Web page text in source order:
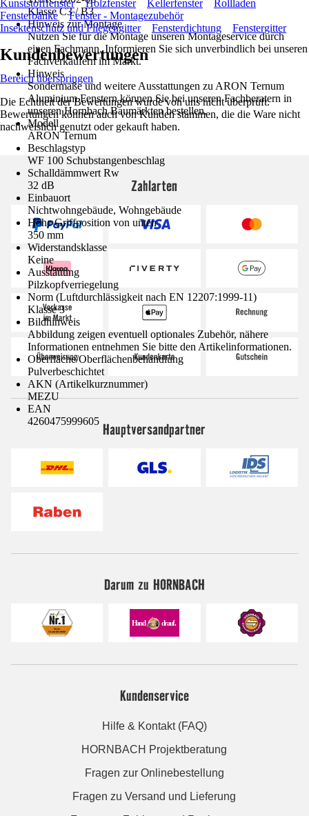
Klasse C3 / B3
Hinweis zur Montage
Nutzen Sie für die Montage unseren Montageservice durch
einen Fachmann. Informieren Sie sich unverbindlich bei unseren
Fachverkäufern im Markt.
Hinweis
Sondermaße und weitere Ausstattungen zu ARON Ternum
Aluminium Fenstern können Sie bei unseren Fachberatern in
unseren Hornbach Baumärkten bestellen.
Modell
ARON Ternum
Beschlagstyp
WF 100 Schubstangenbeschlag
Schalldämmwert Rw
32 dB
Einbauort
Nichtwohngebäude, Wohngebäude
Höhe Griffposition von unten
350 mm
Widerstandsklasse
Keine
Ausstattung
Pilzkopfverriegelung
Norm (Luftdurchlässigkeit nach EN 12207:1999-11)
Klasse 3
Bildhinweis
Abbildung zeigen eventuell optionales Zubehör, nähere
Informationen entnehmen Sie bitte den Artikelinformationen.
Oberfläche/Oberflächenbehandlung
Pulverbeschichtet
AKN (Artikelkurznummer)
MEZU
EAN
4260475999605
Kunststofffenster Holzfenster Kellerfenster
Rollladen
Fensterbänke
Fenster - Montagezubehör
Insektenschutz und Fliegengitter
Fensterdichtung Fenstergitter
Kundenbewertungen
Bereich überspringen
Die Echtheit der Bewertungen wurde von uns nicht überprüft.
Bewertungen können auch von Kunden stammen, die die Ware nicht
nachweislich genutzt oder gekauft haben.
Zahlarten
Hauptversandpartner
Darum zu HORNBACH
Kundenservice
Hilfe & Kontakt (FAQ)
HORNBACH Projektberatung
Fragen zur Onlinebestellung
Fragen zu Versand und Lieferung